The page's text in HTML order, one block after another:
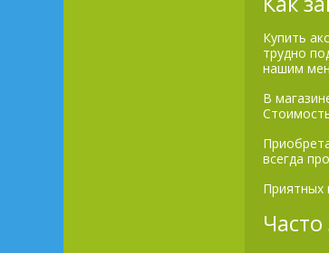
Купить
трудно
нашим
В
всегда
Приятных